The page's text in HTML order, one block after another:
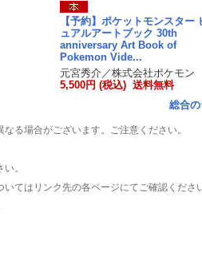
【予約】ポケットモンスター
ュアルアートブック 30th
anniversary Art Book of
Pokemon Vide...
元宮秀介／株式会社ポケモン
5,500円 (税込) 送料無料
総合
る場合がございます。ご注意ください。
。
てはリンク先の各ページにてご確認くださ